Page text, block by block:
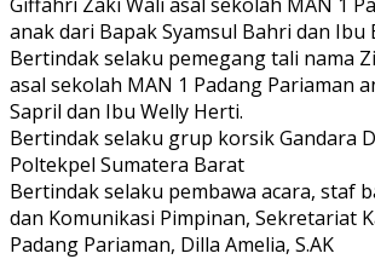
anak dari Bapak Syamsul Bahri dan Ibu
Bertindak selaku pemegang tali nama
asal sekolah MAN 1 Padang Pariaman
Sapril dan Ibu Welly Herti.
Bertindak selaku grup korsik Gandara
Poltekpel Sumatera Barat
Bertindak selaku pembawa acara, staf
dan Komunikasi Pimpinan, Sekretariat
Padang Pariaman, Dilla Amelia, S.AK